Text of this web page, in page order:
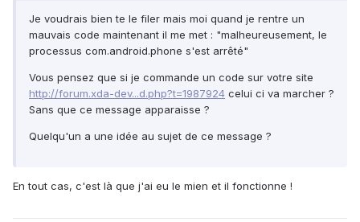
Je voudrais bien te le filer mais moi quand je rentre un
mauvais code maintenant il me met : "malheureusement, le
processus com.android.phone s'est arrêté"
Vous pensez que si je commande un code sur votre site
http://forum.xda-dev...d.php?t=1987924 celui ci va marcher ?
Sans que ce message apparaisse ?
Quelqu'un a une idée au sujet de ce message ?
En tout cas, c'est là que j'ai eu le mien et il fonctionne !